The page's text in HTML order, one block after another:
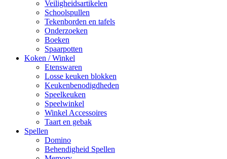
Veiligheidsartikelen
Schoolspullen
Tekenborden en tafels
Onderzoeken
Boeken
Spaarpotten
Koken / Winkel
Etenswaren
Losse keuken blokken
Keukenbenodigdheden
Speelkeuken
Speelwinkel
Winkel Accessoires
Taart en gebak
Spellen
Domino
Behendigheid Spellen